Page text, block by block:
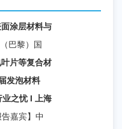
涂层材料与
巴黎）国
片等复合材
发泡材料
之忧 I 上海
嘉宾】中